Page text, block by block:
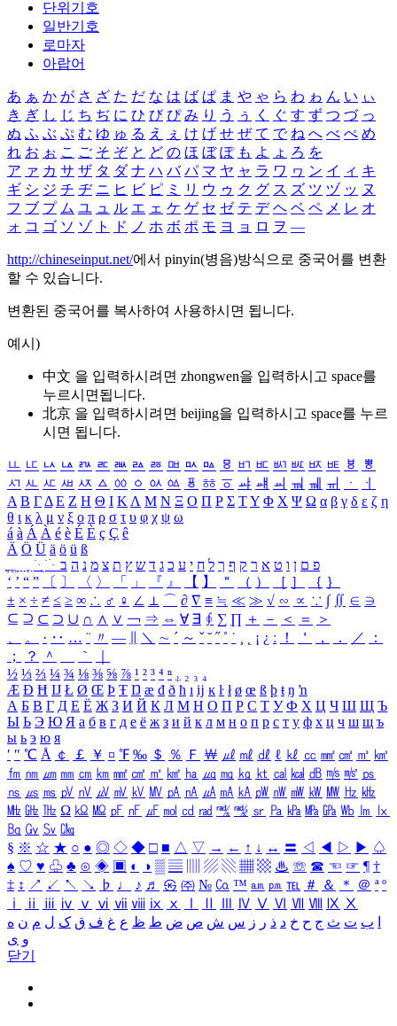
단위기호
일반기호
로마자
아랍어
あ ぁ か が さ ざ た だ な は ば ぱ ま や ゃ ら わ ゎ ん い ぃ
き ぎ し じ ち ぢ に ひ び ぴ み り う ぅ く ぐ す ず つ づ っ
ぬ ふ ぶ ぷ む ゆ ゅ る え ぇ け げ せ ぜ て で ね へ べ ぺ め
れ お ぉ こ ご そ ぞ と ど の ほ ぼ ぽ も よ ょ ろ を
ア ァ カ サ ザ タ ダ ナ ハ バ パ マ ヤ ャ ラ ワ ヮ ン イ ィ キ
ギ シ ジ チ ヂ ニ ヒ ビ ピ ミ リ ウ ゥ ク グ ス ズ ツ ヅ ッ ヌ
フ ブ プ ム ユ ュ ル エ ェ ケ ゲ セ ゼ テ デ ヘ ベ ペ メ レ オ
ォ コ ゴ ソ ゾ ト ド ノ ホ ボ ポ モ ヨ ョ ロ ヲ ―
http://chineseinput.net/에서 pinyin(병음)방식으로 중국어를 변환
할 수 있습니다.
변환된 중국어를 복사하여 사용하시면 됩니다.
예시)
中文 을 입력하시려면 zhongwen을 입력하시고 space를
누르시면됩니다.
北京 을 입력하시려면 beijing을 입력하시고 space를 누르
시면 됩니다.
ㅥ ㅦ ㅧ ㅨ ㅩ ㅪ ㅫ ㅬ ㅭ ㅮ ㅯ ㅰ ㅱ ㅲ ㅳ ㅴ ㅵ ㅶ ㅷ ㅸ
ㅹ
ㅺ ㅻ ㅼ ㅽ ㅾ ㅿ ㆀ ㆁ ㆂ ㆃ ㆄ ㆅ ㆆ ㆇ ㆈ ㆉ ㆊ ㆋ ㆌ ㆍ
ㆎ
Α Β ΓΔ Ε Ζ Η Θ Ι ΚΛ Μ Ν Ξ Ο Π Ρ Σ ΤΥ Φ Χ Ψ Ω α β γ δ ε ζ η
θ ι κ λ μ ν ξ ο π ρ σ τ υ φ χ ψ ω
á à Á À é è É È ç Ç ê
Ä Ö Ü ä ö ü ß
ִֶֹ ֻּ ׁׂ פ ם ן ו ט א ר ק ף ך ל ח י ע כ ג ד ש ץ ת צ מ נ ה ב
‘ ’ “ ” 〔 〕 〈 〉 「 」 『 』 【 】 ＂ （ ） ［ ］ ｛ ｝
± × ÷ ≠ ≤ ≥ ∞ ∴ ♂ ♀ ∠ ⊥ ⌒ ∂ ∇ ≡ ≒ ≪ ≫ √ ∽ ∝ ∵ ∫ ∬ ∈ ∋
⊆ ⊇ ⊂ ⊃ ∪ ∩ ∧ ∨ ￢ ⇒ ⇔ ∀ ∃ ∮ ∑ ∏ ＋ － ＜ ＝
＞
、
。 · ‥ … ¨ 〃 ― ＼ ∼ ´ ～ ˇ ˘ ˝ ˚ ˙ ¸ ¡ ¿ ː ！ ＇ ， ． ／
：
；
？ ＾ ｀
½ ⅓ ⅔ ¼ ¾ ⅛ ⅜ ⅝ ⅞ ¹ ² ³ ⁴ ⁿ ₁ ₂ ₃ ₄
Æ Ð Ħ Ĳ Ł Ø Œ Þ Ŧ Ŋ æ đ ð ħ ı ĳ ĸ ŀ ł ø œ ß þ ŧ ŋ ŉ
А Б В Г Д Е Ё Ж З И Й К Л М Н О П Р С Т У Ф Х Ц Ч Ш Щ Ъ
Ы Ь Э Ю Я а б в г д е ё ж з и й к л м н о п р с т у ф х ц ч ш щ ъ
ы ь э ю я
′ ″ ℃ Å ￠ ￡ ￥ ¤ ℉ ‰ ＄ ％ Ｆ ￦ ㎕ ㎖ ㎗ ℓ ㎘ ㏄ ㎣ ㎤ ㎥ ㎦
㎙ ㎚ ㎛ ㎜ ㎝ ㎞ ㎟ ㎠ ㎡ ㎢ ㏊ ㎍ ㎎ ㎏ ㏏ ㎈ ㎉ ㏈ ㎧ ㎨ ㎰
㎱ ㎲ ㎳ ㎴ ㎵ ㎶ ㎷ ㎸ ㎹ ㎀ ㎁ ㎂ ㎃ ㎄ ㎺ ㎻ ㎽ ㎾ ㎿ ㎐ ㎑
㎒ ㎓ ㎔ Ω ㏀ ㏁ ㎊ ㎋ ㎌ ㏖ ㏅ ㎭ ㎮ ㎯ ㏛ ㎩ ㎪ ㎫ ㎬ ㏝ ㏐
㏓
㏃ ㏉ ㏜ ㏆
§ ※ ☆ ★ ○ ● ◎ ◇ ◆ □ ■ △ ▽ → ← ↑ ↓ ↔ 〓 ◁ ◀ ▷ ▶ ♤
♠ ♡ ♥ ♧ ♣ ⊙ ◈ ▣ ◐ ◑ ▒ ▤ ▨ ▧ ▦ ▩ ♨ ☏ ☎ ☜ ☞ ¶ †
‡ ↕ ↗ ↙ ↖ ↘ ♭ ♩ ♪ ♬ ㉿ ㈜ № ㏇ ™ ㏂ ㏘ ℡ ＃ ＆ ＊ ＠ ª º
ⅰ
ⅱ ⅲ ⅳ ⅴ ⅵ ⅶ ⅷ ⅸ ⅹ Ⅳ Ⅴ Ⅵ Ⅶ Ⅷ Ⅸ Ⅹ
ب ت ث ج ح خ د ذ ر ز س ش ص ض ط ظ ع غ ف ق ک ل م ن ه
و ی
닫기